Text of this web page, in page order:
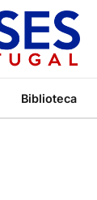
Biblioteca